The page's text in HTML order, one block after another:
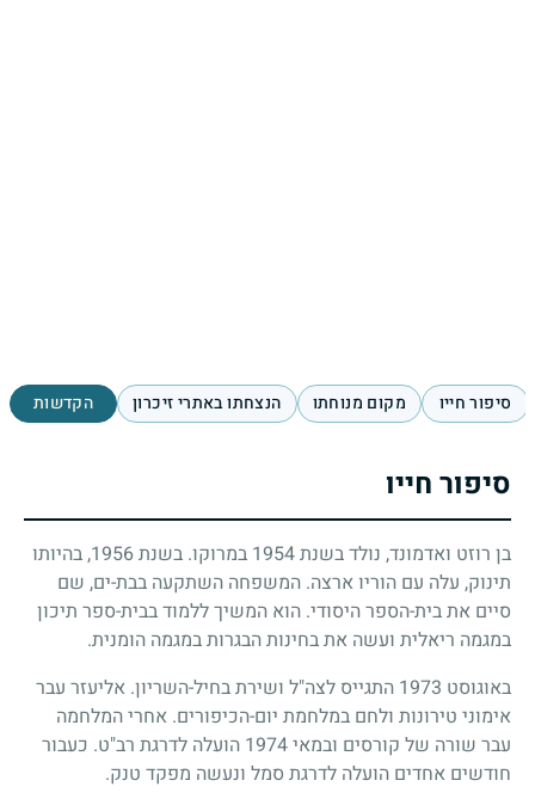
סיפור חייו מקום מנוחתו הנצחתו באתרי זיכרון הקדשות
סיפור חייו
בן רוזט ואדמונד, נולד בשנת1954 במרוקו. בשנת1956, בהיותו
תינוק, עלה עם הוריו ארצה. המשפחה השתקעה בבת-ים, שם
סיים את בית-הספר היסודי. הוא המשיך ללמוד בבית-ספר תיכון
במגמה ריאלית ועשה את בחינות הבגרות במגמה הומנית.
באוגוסט 1973 התגייס לצה"ל ושירת בחיל-השריון. אליעזר עבר
אימוני טירונות ולחם במלחמת יום-הכיפורים. אחרי המלחמה
עבר שורה של קורסים ובמאי1974 הועלה לדרגת רב"ט. כעבור
חודשים אחדים הועלה לדרגת סמל ונעשה מפקד טנק.